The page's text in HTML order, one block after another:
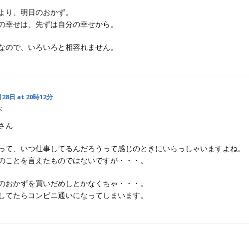
り、明日のおかず。
幸せは、先ずは自分の幸せから。
ので、いろいろと相容れません。
28日 at 20時12分
ん
て、いつ仕事してるんだろうって感じのときにいらっしゃいますよね。
ことを言えたものではないですが・・・。
おかずを買いだめしとかなくちゃ・・・。
てたらコンビニ通いになってしまいます。